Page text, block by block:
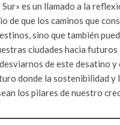
es un llamado a la
de que los caminos que
sino que también
ciudades hacia
de este desatino y
donde la sostenibilidad y
los pilares de nuestro